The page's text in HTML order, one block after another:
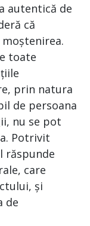
autentică de
că
toate
prin natura
de persoana
nu se pot
Potrivit
răspunde
care
și
de